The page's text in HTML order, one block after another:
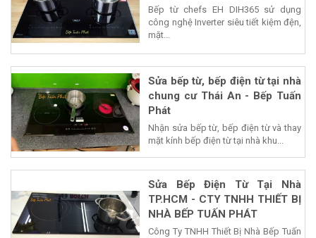
Bếp từ chefs EH DIH365 sử dụng
công nghệ Inverter siêu tiết kiệm đện,
mặt...
Sửa bếp từ, bếp điện từ tại nhà
chung cư Thái An - Bếp Tuấn
Phát
Nhận sửa bếp từ, bếp điện từ và thay
mặt kính bếp điện từ tại nhà khu...
Sửa Bếp Điện Từ Tại Nhà
TP.HCM - CTY TNHH THIẾT BỊ
NHÀ BẾP TUẤN PHÁT
Công Ty TNHH Thiết Bị Nhà Bếp Tuấn